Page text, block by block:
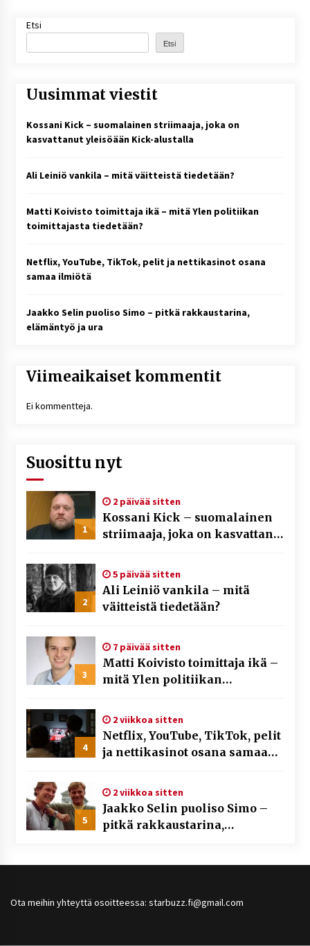
Etsi
Etsi
Uusimmat viestit
Kossani Kick – suomalainen striimaaja, joka on
kasvattanut yleisöään Kick-alustalla
Ali Leiniö vankila – mitä väitteistä tiedetään?
Matti Koivisto toimittaja ikä – mitä Ylen politiikan
toimittajasta tiedetään?
Netflix, YouTube, TikTok, pelit ja nettikasinot osana
samaa ilmiötä
Jaakko Selin puoliso Simo – pitkä rakkaustarina,
elämäntyö ja ura
Viimeaikaiset kommentit
Ei kommentteja.
Suosittu nyt
1
2 päivää sitten
Kossani Kick – suomalainen
striimaaja, joka on kasvattanut
2
5 päivää sitten
Ali Leiniö vankila – mitä
väitteistä tiedetään?
3
7 päivää sitten
Matti Koivisto toimittaja ikä –
mitä Ylen politiikan
4
2 viikkoa sitten
Netflix, YouTube, TikTok, pelit
ja nettikasinot osana samaa
5
2 viikkoa sitten
Jaakko Selin puoliso Simo –
pitkä rakkaustarina,
Ota meihin yhteyttä osoitteessa: starbuzz.fi@gmail.com